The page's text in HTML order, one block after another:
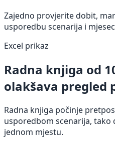
Zajedno provjerite dobit,
usporedbu scenarija i
Excel prikaz
Radna knjiga od
olakšava pregled
Radna knjiga počinje
usporedbom scenarija, tako
jednom mjestu.